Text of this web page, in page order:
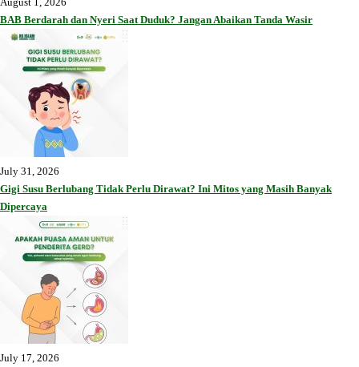
BAB Berdarah dan Nyeri Saat Duduk? Jangan Abaikan Tanda Wasir
July 31, 2026
Gigi Susu Berlubang Tidak Perlu Dirawat? Ini Mitos yang Masih Banyak
Dipercaya
July 17, 2026